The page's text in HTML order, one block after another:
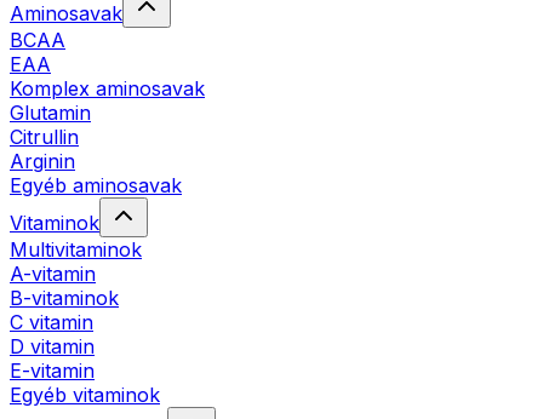
Aminosavak
BCAA
EAA
Komplex aminosavak
Glutamin
Citrullin
Arginin
Egyéb aminosavak
Vitaminok
Multivitaminok
A-vitamin
B-vitaminok
C vitamin
D vitamin
E-vitamin
Egyéb vitaminok